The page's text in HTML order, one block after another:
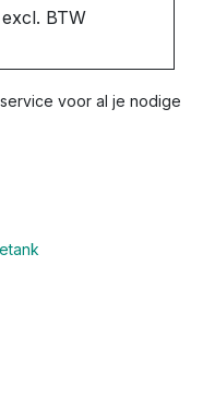
BTW
voor al je nodige